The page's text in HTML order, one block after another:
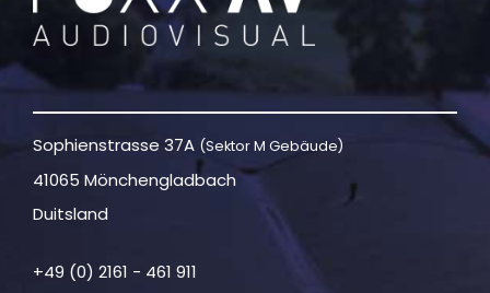
Sophienstrasse 37A (Sektor M Gebäude)
41065 Mönchengladbach
Duitsland
+49 (0) 2161 - 461 911